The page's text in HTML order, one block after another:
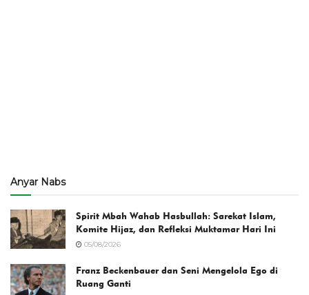
Anyar Nabs
Spirit Mbah Wahab Hasbullah: Sarekat Islam,
Komite Hijaz, dan Refleksi Muktamar Hari Ini
05/08/2026
Franz Beckenbauer dan Seni Mengelola Ego di
Ruang Ganti